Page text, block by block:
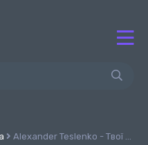
Alexander Teslenko - Твої Очі